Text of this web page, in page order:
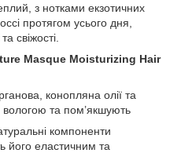
з нотками екзотичних
протягом усього дня,
свіжості.
Masque Moisturizing Hair
конопляна олії та
та пом’якшують
компоненти
його еластичним та